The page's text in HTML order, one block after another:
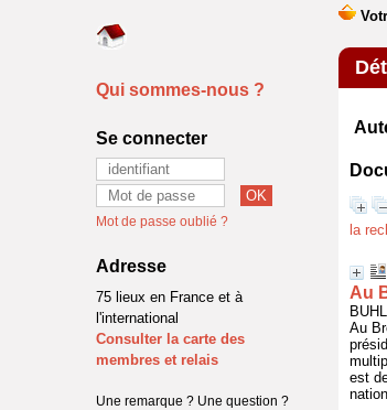
la
Au
Au
est
Qui sommes-nous ?
Se connecter
Mot de passe oublié ?
Adresse
75 lieux en France et à
l'international
Consulter la carte des
membres et relais
Une remarque ? Une question ?